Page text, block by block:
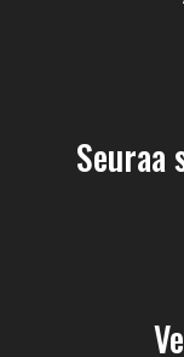
Seuraa